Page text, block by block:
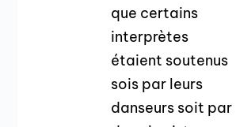
que certains
interprètes
étaient soutenus
sois par leurs
danseurs soit par